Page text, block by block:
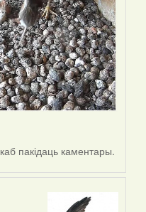
каб пакідаць каментары.